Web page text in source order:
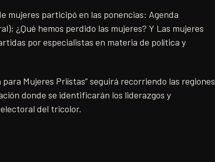
mujeres participó en las ponencias: Agenda
¿Qué hemos perdido las mujeres? Y Las mujeres
por especialistas en materia de política y
Mujeres Priístas” seguirá recorriendo las regiones
donde se identificarán los liderazgos y
del tricolor.